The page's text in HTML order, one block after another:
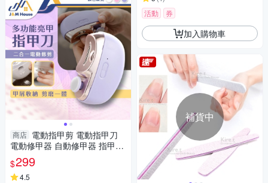
商店 電動指甲剪 電動指甲刀
電動修甲器 自動修甲器 指甲剪
修甲刀 磨甲機 美甲剪 兩段剪甲
模式
$299
4.5
活動 券
加入購物車
補貨中